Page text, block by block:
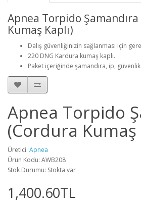
Apnea Torpido
Kumaş Kaplı)
Dalış güvenliğinizin sağlanması için
220 DNG Kardura kumaş kaplı.
Paket içeriğinde şamandıra, ip,
Apnea Torpido
(Cordura Kumaş
Üretici: Apnea
Ürün Kodu: AWB208
Stok Durumu: Stokta var
1,400.60TL